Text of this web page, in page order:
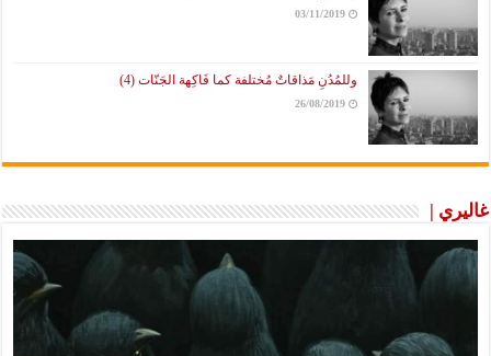
03/11/2019
وللمُدُنِ مَذاقاتٌ مُختلفة كما فَاكِهة الجَنّات (4)
26/08/2019
غاليري |